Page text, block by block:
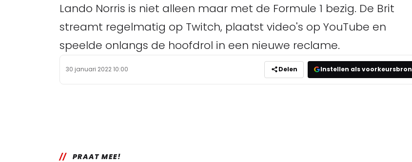
Lando Norris is niet alleen maar met de Formule 1 bezig. De Brit
streamt regelmatig op Twitch, plaatst video's op YouTube en
speelde onlangs de hoofdrol in een nieuwe reclame.
30 januari 2022 10:00 Delen Instellen als voorkeursbron
PRAAT MEE!